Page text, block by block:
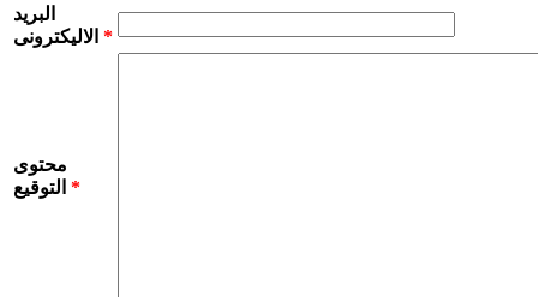
البريد
*
محتوى
*